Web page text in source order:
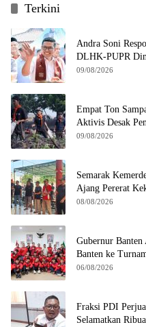
Terkini
Andra Soni
DLHK-PUPR
09/08/2026
Empat Ton
Aktivis Desak
09/08/2026
Semarak
Ajang Pererat
08/08/2026
Gubernur
Banten ke
06/08/2026
Fraksi PDI
Selamatkan